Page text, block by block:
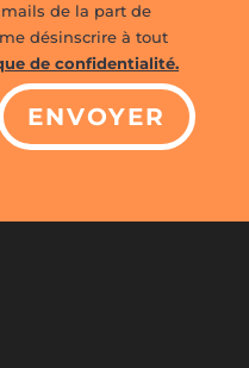
de la part de
désinscrire à tout
de confidentialité.
ENVOYER